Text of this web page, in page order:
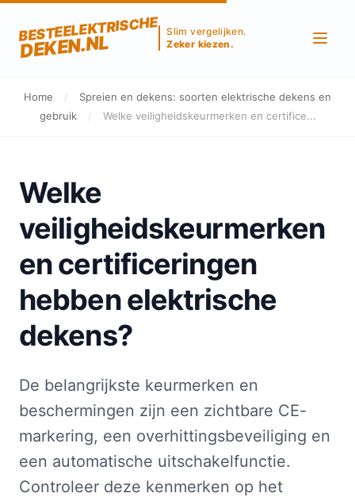
BESTEELEKTRISCHE
DEKEN.NL
Slim vergelijken.
Zeker kiezen.
Home /
Spreien en dekens: soorten elektrische dekens en
gebruik
/ Welke veiligheidskeurmerken en certifice...
Welke
veiligheidskeurmerken
en certificeringen
hebben elektrische
dekens?
De belangrijkste keurmerken en
beschermingen zijn een zichtbare CE-
markering, een overhittingsbeveiliging en
een automatische uitschakelfunctie.
Controleer deze kenmerken op het